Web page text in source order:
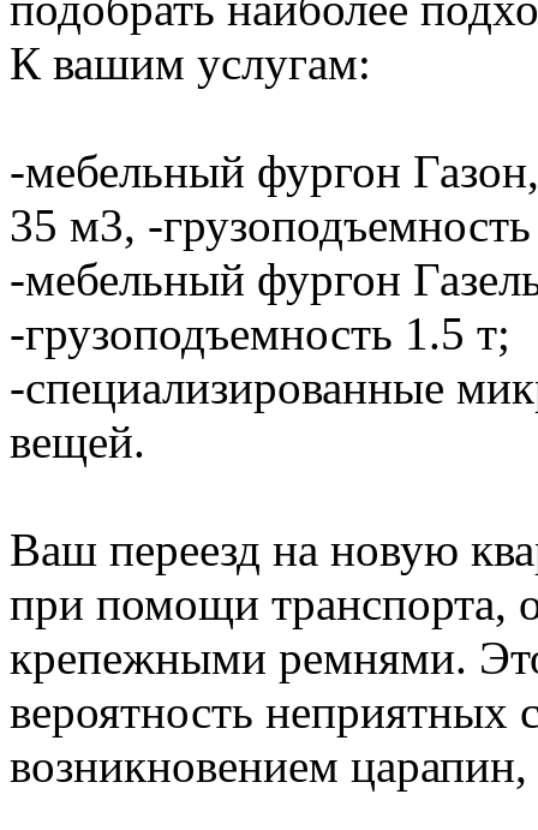
К вашим услугам:
-мебельный фургон
35 м3, -
-мебельный фургон
-грузоподъемность 1.5 т;
-специализированные
вещей.
Ваш переезд на новую
при помощи транспорта,
крепежными ремнями.
вероятность неприятных
возникновением царапин,